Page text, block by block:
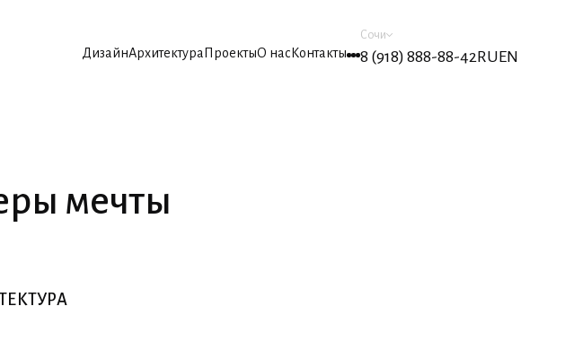
ДизайнАрхитектура ПроектыО нас Контакты
Сочи
8 (918) 888-88-42RUEN
мечты